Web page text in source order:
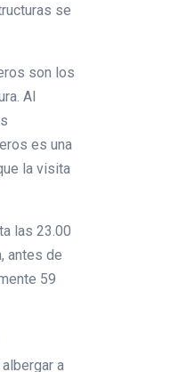
se
son los
Al
es una
la visita
las 23.00
antes de
59
a